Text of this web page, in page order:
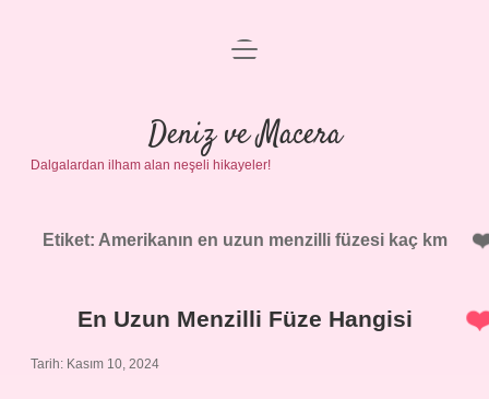
Anasayfa
Gizlilik Politikası
Yasal Uyarı
menüyü
Deniz ve Macera
Dalgalardan ilham alan neşeli hikayeler!
Etiket: Amerikanın en uzun menzilli füzesi kaç km
En Uzun Menzilli Füze Hangisi
Tarih: Kasım 10, 2024